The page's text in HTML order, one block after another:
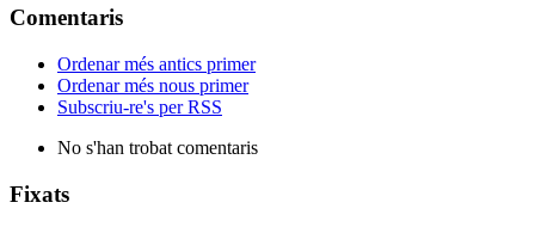
Comentaris
Ordenar més antics primer
Ordenar més nous primer
Subscriu-re's per RSS
No s'han trobat comentaris
Fixats